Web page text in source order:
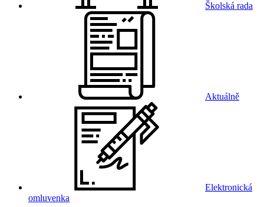
Školská rada
Aktuálně
Elektronická
omluvenka